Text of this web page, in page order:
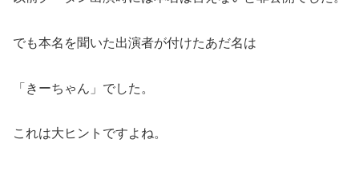
でも本名を聞いた出演者が付けたあだ名は
「きーちゃん」でした。
これは大ヒントですよね。